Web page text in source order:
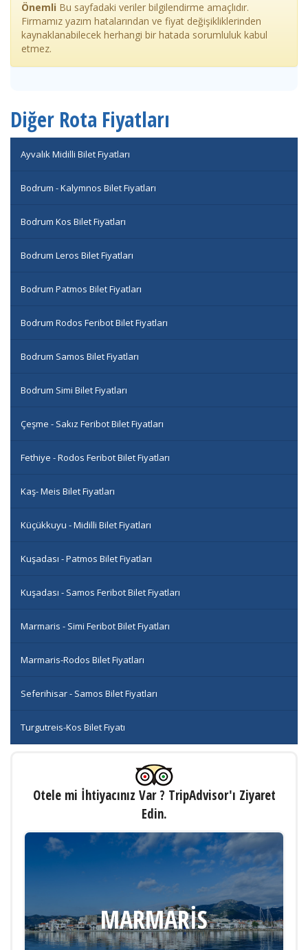
Önemli Bu sayfadaki veriler bilgilendirme amaçlıdır.
Firmamız yazım hatalarından ve fiyat değişikliklerinden
kaynaklanabilecek herhangi bir hatada sorumluluk kabul
etmez.
Diğer Rota Fiyatları
Ayvalık Midilli Bilet Fiyatları
Bodrum - Kalymnos Bilet Fiyatları
Bodrum Kos Bilet Fiyatları
Bodrum Leros Bilet Fiyatları
Bodrum Patmos Bilet Fiyatları
Bodrum Rodos Feribot Bilet Fiyatları
Bodrum Samos Bilet Fiyatları
Bodrum Simi Bilet Fiyatları
Çeşme - Sakız Feribot Bilet Fiyatları
Fethiye - Rodos Feribot Bilet Fiyatları
Kaş- Meis Bilet Fiyatları
Küçükkuyu - Midilli Bilet Fiyatları
Kuşadası - Patmos Bilet Fiyatları
Kuşadası - Samos Feribot Bilet Fiyatları
Marmaris - Simi Feribot Bilet Fiyatları
Marmaris-Rodos Bilet Fiyatları
Seferihisar - Samos Bilet Fiyatları
Turgutreis-Kos Bilet Fiyatı
Otele mi İhtiyacınız Var ? TripAdvisor'ı Ziyaret
Edin.
MARMARIS